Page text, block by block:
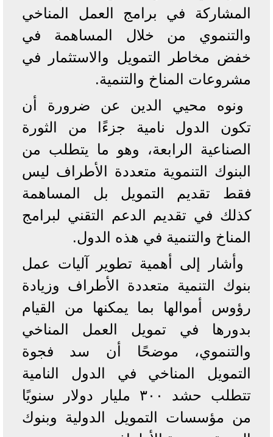
المشاركة في برامج العمل المناخي
والتنموي من خلال المساهمة في
خفض مخاطر التمويل والاستثمار في
مشروعات المناخ والتنمية.
ونوه محيي الدين عن ضرورة أن
تكون الدول نامية جزءًا من الثورة
الصناعية الرابعة، وهو ما يتطلب من
البنوك التنموية متعددة الأطراف ليس
فقط تقديم التمويل بل المساهمة
كذلك في تقديم الدعم التقني لبرامج
المناخ والتنمية في هذه الدول.
وأشار إلى أهمية تطوير آليات عمل
بنوك التنمية متعددة الأطراف وزيادة
رؤوس أموالها بما يمكنها من القيام
بدورها في تمويل العمل المناخي
والتنموي، موضحًا أن سد فجوة
التمويل المناخي في الدول النامية
تتطلب حشد ٣٠٠ مليار دولار سنويًا
من مؤسسات التمويل الدولية وبنوك